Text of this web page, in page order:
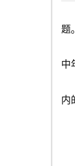
题。
中
内